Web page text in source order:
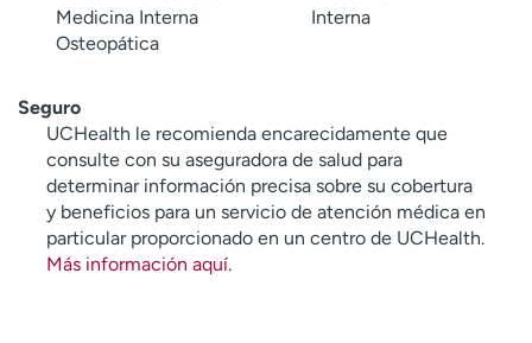
Medicina Interna
Osteopática
Interna
Seguro
UCHealth le recomienda encarecidamente que
consulte con su aseguradora de salud para
determinar información precisa sobre su cobertura
y beneficios para un servicio de atención médica en
particular proporcionado en un centro de UCHealth.
Más información aquí.